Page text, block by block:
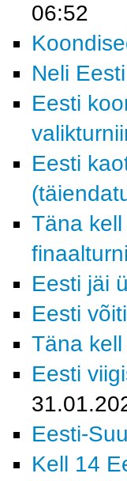
06:52
Neli
Eesti
Eesti
Täna
Eesti jäi
Eesti
Täna
Eesti
Eesti-
Kell 14